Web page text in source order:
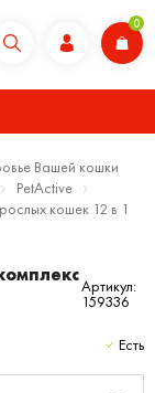
0
Вашей кошки
PetActive
кошек 12 в 1
Артикул:
159336
Есть